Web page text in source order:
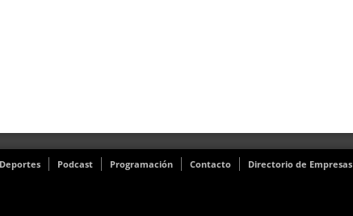
Deportes Podcast Programación Contacto Directorio de Empresas